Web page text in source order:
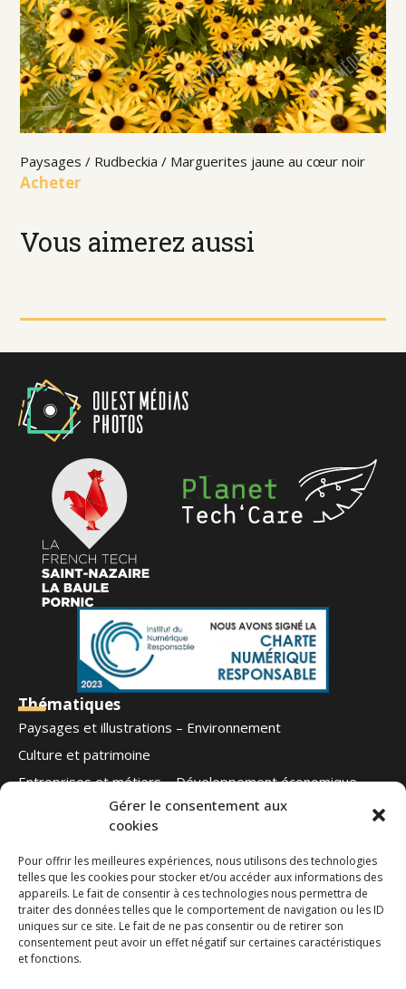
Gérer le consentement aux
cookies
Pour offrir les meilleures expériences, nous utilisons des technologies
telles que les cookies pour stocker et/ou accéder aux informations des
appareils. Le fait de consentir à ces technologies nous permettra de
traiter des données telles que le comportement de navigation ou les ID
uniques sur ce site. Le fait de ne pas consentir ou de retirer son
consentement peut avoir un effet négatif sur certaines caractéristiques
et fonctions.
Vous aimerez aussi
Paysages / Rudbeckia / Marguerites jaune au cœur noir
Acheter
Thématiques
Paysages et illustrations – Environnement
Culture et patrimoine
Entreprises et métiers – Développement économique
Football – Autres sports
Qui sommes-nous
Blog
Contact
Ouest Médias
Nous suivre